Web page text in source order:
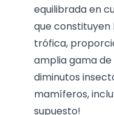
equilibrada en
que constituyen
trófica,
amplia gama
diminutos
mamíferos,
supuesto!